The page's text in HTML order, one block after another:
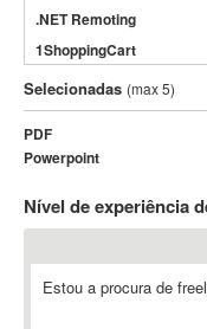
.NET Remoting
1ShoppingCart
3DS Max
3GSM
4D Dimension
802.11
A&P
A-GPS
A2Billing
AAUS Scientific Diver
Selecionadas (max 5)
PDF
Powerpoint
Nível de experiência
Estou a procura de